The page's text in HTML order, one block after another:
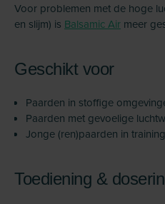
Voor problemen met de hoge
en slijm) is Balsamic Air meer
Geschikt voor
Paarden in stoffige
Paarden met gevoelige
Jonge (ren)paarden in
Toediening &